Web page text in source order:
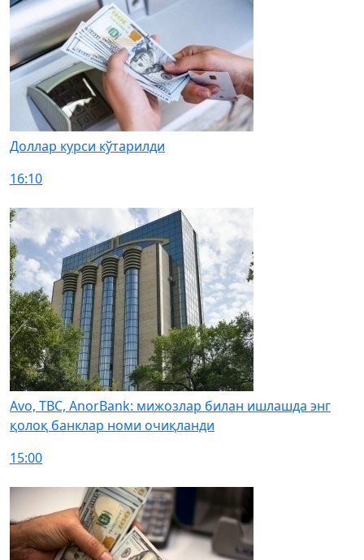
Доллар курси кўтарилди
16:10
Avo, TBC, AnorBank: мижозлар билан ишлашда энг
қолоқ банклар номи очиқланди
15:00